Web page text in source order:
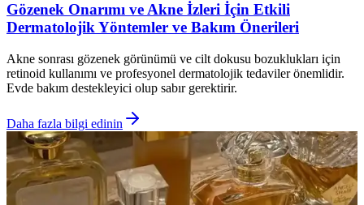
Gözenek Onarımı ve Akne İzleri İçin Etkili
Dermatolojik Yöntemler ve Bakım Önerileri
Akne sonrası gözenek görünümü ve cilt dokusu bozuklukları için
retinoid kullanımı ve profesyonel dermatolojik tedaviler önemlidir.
Evde bakım destekleyici olup sabır gerektirir.
Daha fazla bilgi edinin